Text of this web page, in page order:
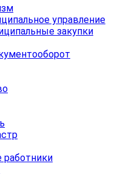
управление
закупки
работники